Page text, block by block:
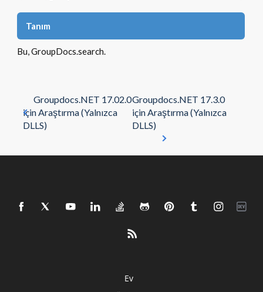
Tanım
Bu, GroupDocs.search.
Groupdocs.NET 17.02.0
için Araştırma (Yalnızca
DLLS)
Groupdocs.NET 17.3.0
için Araştırma (Yalnızca
DLLS)
Ev